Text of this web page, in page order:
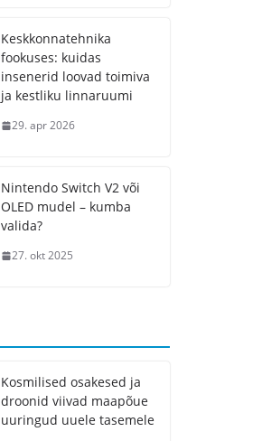
Keskkonnatehnika
fookuses: kuidas
insenerid loovad toimiva
ja kestliku linnaruumi
29. apr 2026
Nintendo Switch V2 või
OLED mudel – kumba
valida?
27. okt 2025
Kosmilised osakesed ja
droonid viivad maapõue
uuringud uuele tasemele